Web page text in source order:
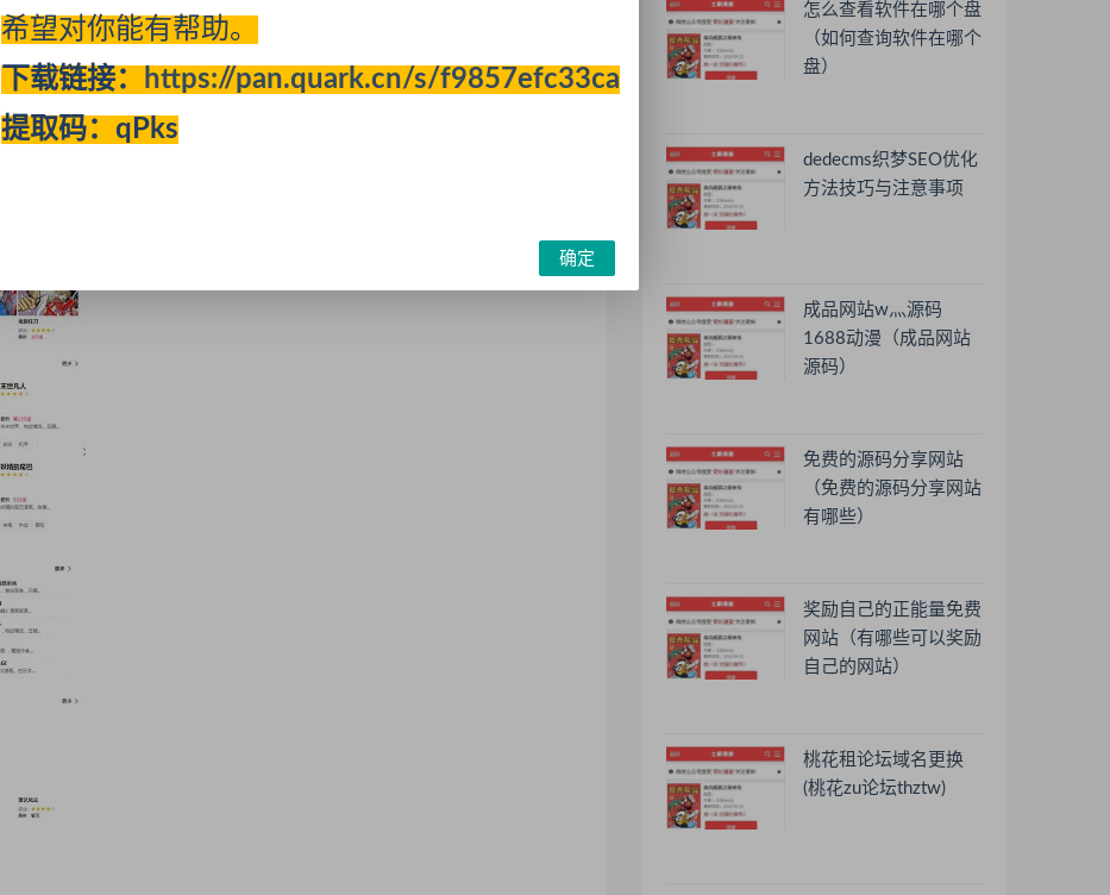
怎么查看软件在哪个盘
（如何查询软件在哪个
盘）
dedecms织梦SEO优化
方法技巧与注意事项
成品网站w灬源码
1688动漫（成品网站
源码）
免费的源码分享网站
（免费的源码分享网站
有哪些）
奖励自己的正能量免费
网站（有哪些可以奖励
自己的网站）
桃花租论坛域名更换
(桃花zu论坛thztw)
希望对你能有帮助。
下载链接：
https://pan.quark.cn/s/f9857efc33ca
提取码：qPks
确定